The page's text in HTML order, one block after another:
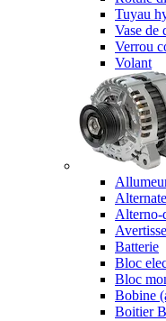
Tuyau
Vase de
Verrou
Volant
Alterno-
Batterie
Bloc
Bloc
Bobine
Boitier